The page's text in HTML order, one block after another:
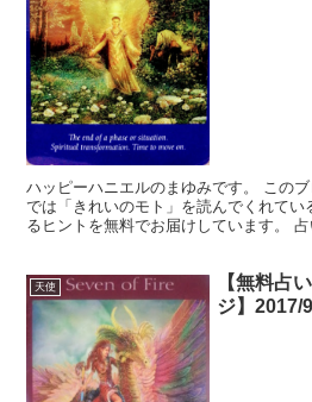
ハッピーハニエルのまゆみです。 この
では「きれいのモト」を読んでくれてい
るヒントを無料でお届けしています。
天使
【無料占
ジ】2017/